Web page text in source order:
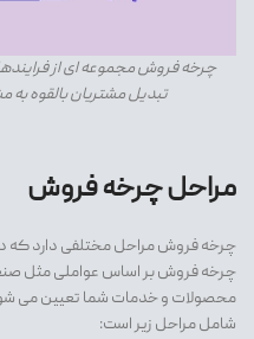
چرخه فروش مجموعه ای از
تبدیل مشتریان بالقوه
مراحل چرخه فروش
چرخه فروش مراحل مختلفی دارد که
چرخه فروش بر اساس عواملی مثل
محصولات و خدمات شما تعیین می
شامل مراحل زیر است: